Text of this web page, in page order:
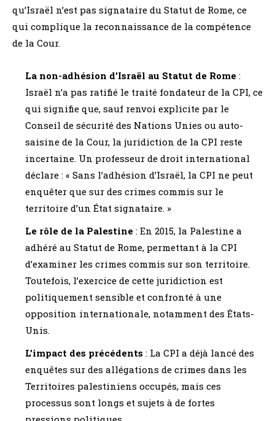
qu’Israël n’est pas signataire du Statut de Rome, ce
qui complique la reconnaissance de la compétence
de la Cour.
La non-adhésion d’Israël au Statut de Rome :
Israël n’a pas ratifié le traité fondateur de la CPI, ce
qui signifie que, sauf renvoi explicite par le
Conseil de sécurité des Nations Unies ou auto-
saisine de la Cour, la juridiction de la CPI reste
incertaine. Un professeur de droit international
déclare : « Sans l’adhésion d’Israël, la CPI ne peut
enquêter que sur des crimes commis sur le
territoire d’un État signataire. »
Le rôle de la Palestine : En 2015, la Palestine a
adhéré au Statut de Rome, permettant à la CPI
d’examiner les crimes commis sur son territoire.
Toutefois, l’exercice de cette juridiction est
politiquement sensible et confronté à une
opposition internationale, notamment des États-
Unis.
L’impact des précédents : La CPI a déjà lancé des
enquêtes sur des allégations de crimes dans les
Territoires palestiniens occupés, mais ces
processus sont longs et sujets à de fortes